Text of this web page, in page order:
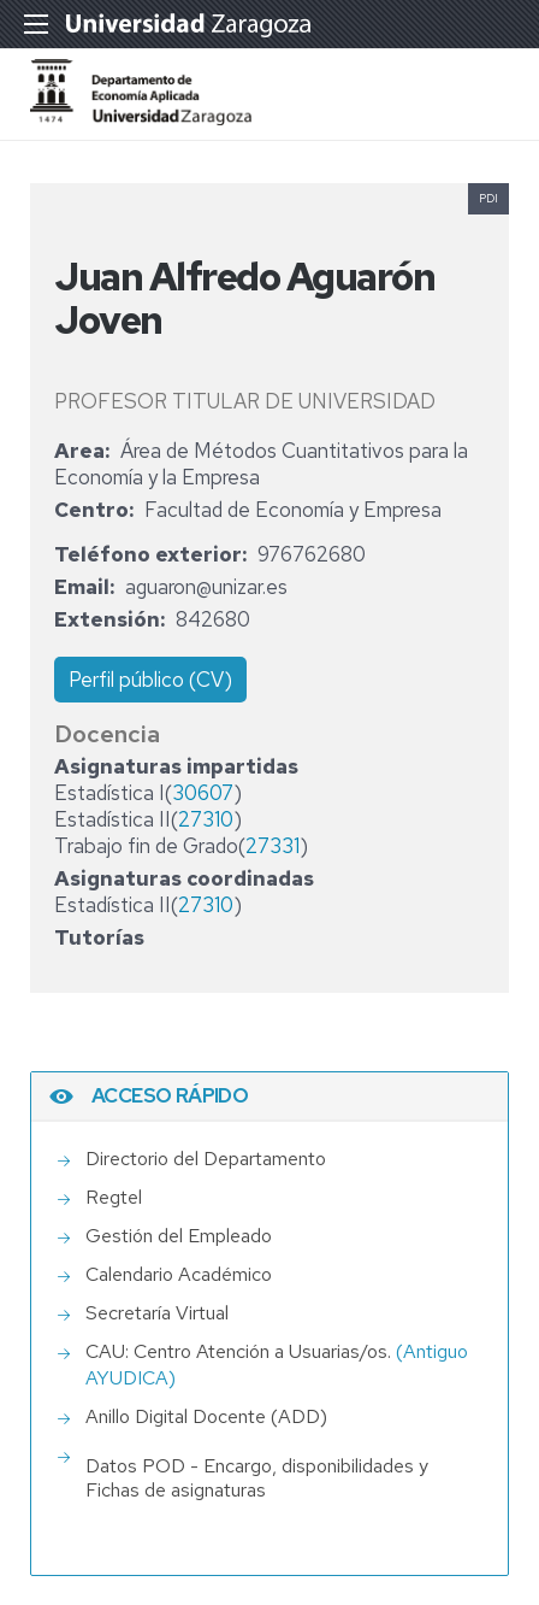
Juan Alfredo Aguarón
Joven
PROFESOR TITULAR DE UNIVERSIDAD
PDI
Area
Área de Métodos Cuantitativos para la
Economía y la Empresa
Centro
Facultad de Economía y Empresa
Teléfono exterior
976762680
Email
aguaron@unizar.es
Extensión
842680
Perfil público (CV)
Docencia
Asignaturas impartidas
Estadística I(30607)
Estadística II(27310)
Trabajo fin de Grado(27331)
Asignaturas coordinadas
Estadística II(27310)
Tutorías
ACCESO RÁPIDO
Directorio del Departamento
Regtel
Gestión del Empleado
Calendario Académico
Secretaría Virtual
CAU: Centro Atención a Usuarias/os. (Antiguo
AYUDICA)
Anillo Digital Docente (ADD)
Datos POD - Encargo, disponibilidades y
Fichas de asignaturas